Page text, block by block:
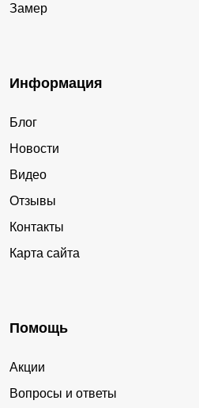
Замер
Информация
Блог
Новости
Видео
Отзывы
Контакты
Карта сайта
Помощь
Акции
Вопросы и ответы